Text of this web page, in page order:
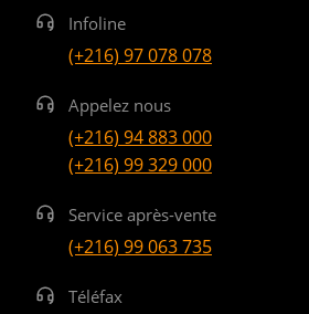
Infoline
(+216) 97 078 078
Appelez nous
(+216) 94 883 000
(+216) 99 329 000
Service après-vente
(+216) 99 063 735
Téléfax